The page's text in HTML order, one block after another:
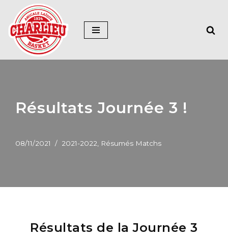
Aller
au
contenu
Résultats Journée 3 !
08/11/2021 2021-2022 Résumés Matchs
Résultats de la Journée 3